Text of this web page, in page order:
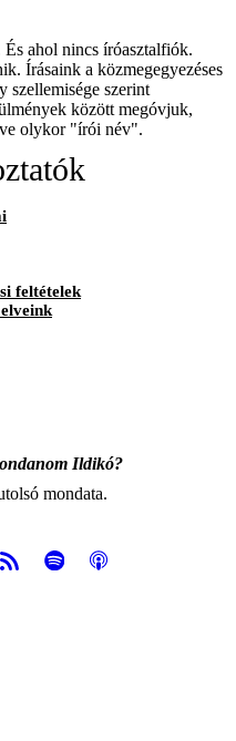
ahol nincs íróasztalfiók.
Írásaink a közmegegyezéses
szellemisége szerint
között megóvjuk,
olykor "írói név".
feltételek
Ildikó?
mondata.